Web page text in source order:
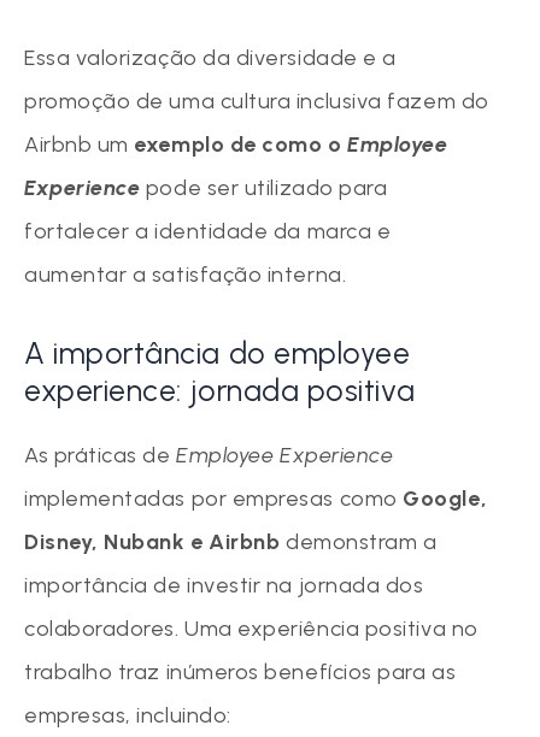
Essa valorização da diversidade e a
promoção de uma cultura inclusiva fazem do
Airbnb um exemplo de como oEmployee
Experience pode ser utilizado para
fortalecer a identidade da marca e
aumentar a satisfação interna.
A importância do employee
experience: jornada positiva
As práticas deEmployee Experience
implementadas por empresas como Google,
Disney, Nubank e Airbnb demonstram a
importância de investir na jornada dos
colaboradores. Uma experiência positiva no
trabalho traz inúmeros benefícios para as
empresas, incluindo: